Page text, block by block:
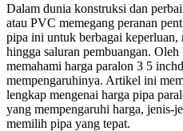
Dalam dunia konstruksi dan
atau PVC memegang peranan
pipa ini untuk berbagai keperluan,
hingga saluran pembuangan.
memahami harga paralon 3 5
mempengaruhinya. Artikel ini
lengkap mengenai harga pipa
yang mempengaruhi harga, jenis-
memilih pipa yang tepat.